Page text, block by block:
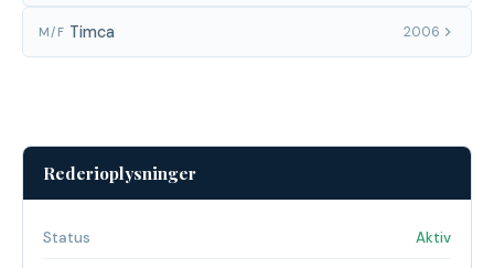
M/F Timca 2006
Rederioplysninger
Status Aktiv